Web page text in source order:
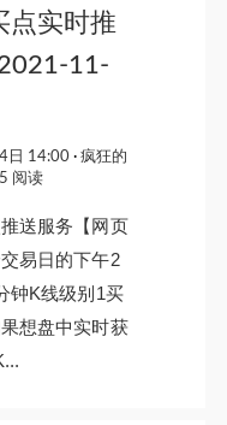
点实时推
11-
日 14:00
疯狂的
阅读
送服务【网页
易日的下午2
钟K线级别1买
想盘中实时获